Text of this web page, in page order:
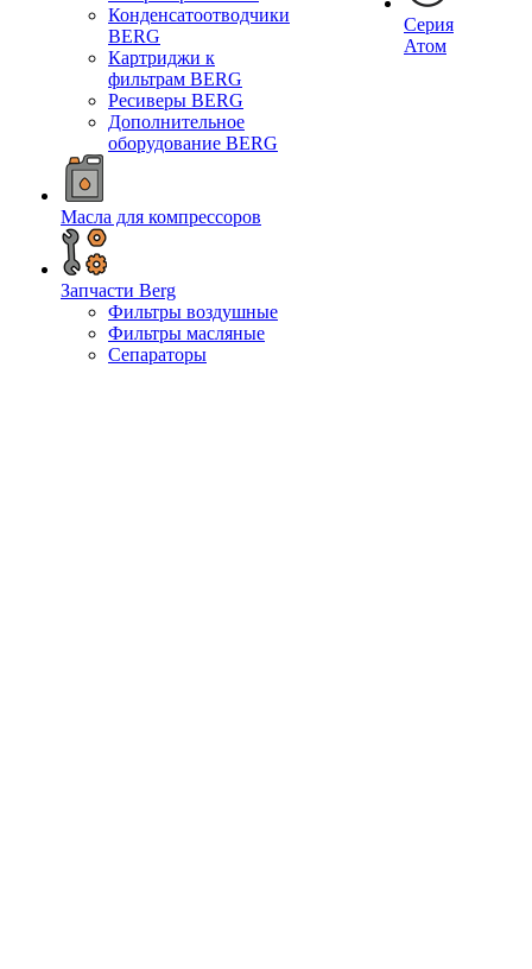
Конденсатоотводчики
BERG
Картриджи к
фильтрам BERG
Ресиверы BERG
Дополнительное
оборудование BERG
Масла для компрессоров
Запчасти Berg
Фильтры воздушные
Фильтры масляные
Сепараторы
Серия
Атом